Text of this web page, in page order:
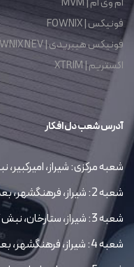
فونیکس | FOWNIX
فونیکس هیبریدی | FOWNIX NEV
اکستریم | XTRIM
آدرس شعب دل افکار
شعبه مرکزی: شیراز،
شعبه 2: شیراز، فرهنگشهر، بعد از کوچه 42
شعبه 3: شیراز، ستارخان، نبش کوچه پنجم
شعبه 4: شیراز، فرهنگشهر، بعد از کوچه 52